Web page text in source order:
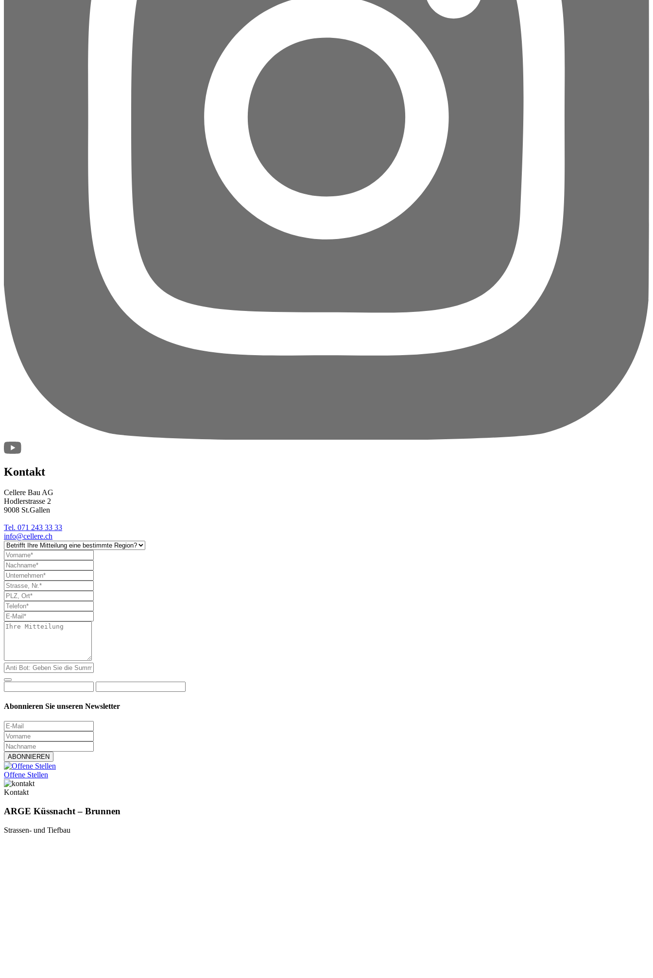
Kontakt
Cellere Bau AG
Hodlerstrasse 2
9008 St.Gallen
Tel. 071 243 33 33
info@cellere.ch
Abonnieren Sie unseren Newsletter
Offene Stellen
Kontakt
ARGE Küssnacht – Brunnen
Strassen- und Tiefbau